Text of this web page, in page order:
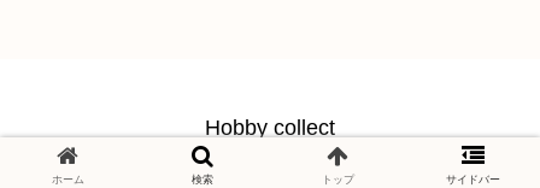
Hobby collect
© 2021 Hobby collect.
ホーム 検索 トップ サイドバー